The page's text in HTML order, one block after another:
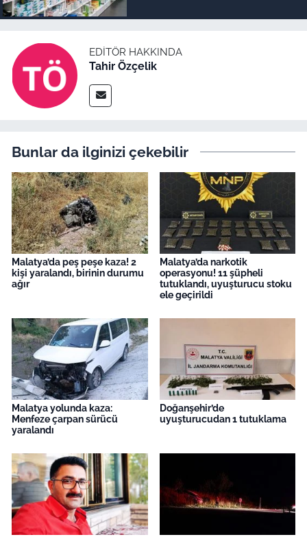
EDITÖR HAKKINDA
Tahir Özçelik
Bunlar da ilginizi çekebilir
Malatya’da peş peşe kaza! 2
kişi yaralandı, birinin durumu
ağır
Malatya’da narkotik
operasyonu! 11 şüpheli
tutuklandı, uyuşturucu stoku
ele geçirildi
Malatya yolunda kaza:
Menfeze çarpan sürücü
yaralandı
Doğanşehir’de
uyuşturucudan 1 tutuklama